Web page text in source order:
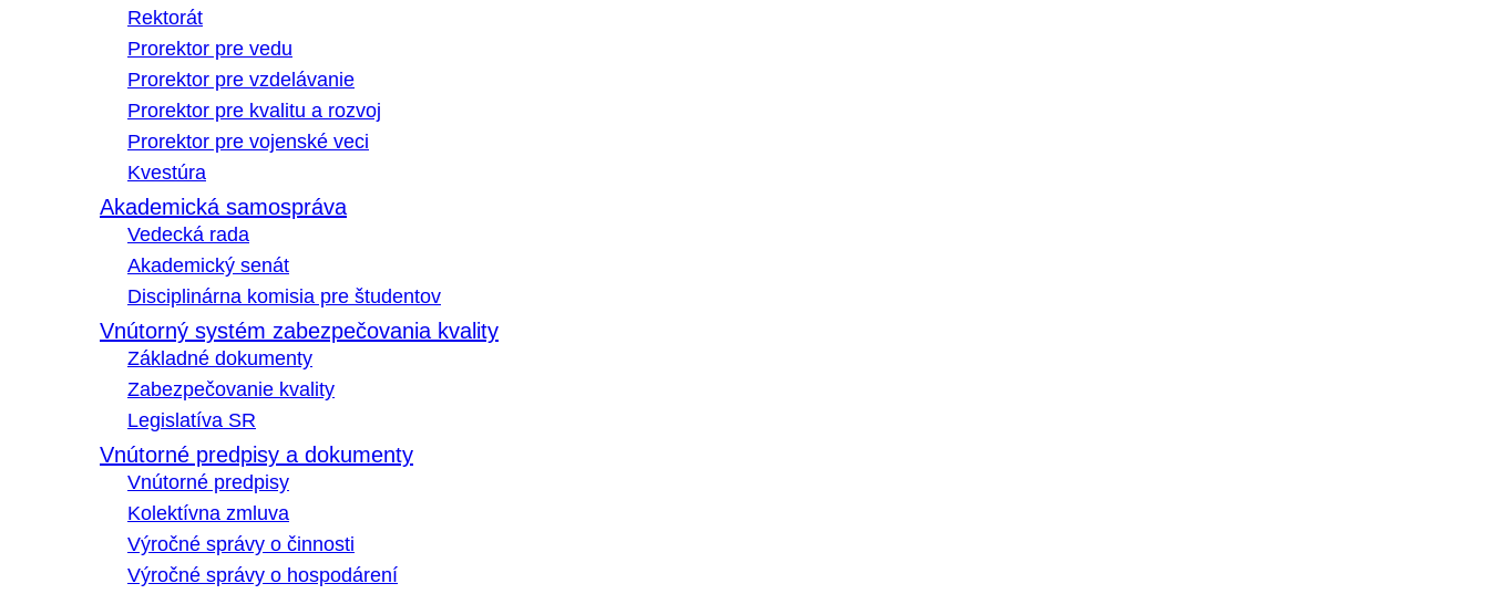
Rektorát
Prorektor pre vedu
Prorektor pre vzdelávanie
Prorektor pre kvalitu a rozvoj
Prorektor pre vojenské veci
Kvestúra
Akademická samospráva
Vedecká rada
Akademický senát
Disciplinárna komisia pre študentov
Vnútorný systém zabezpečovania kvality
Základné dokumenty
Zabezpečovanie kvality
Legislatíva SR
Vnútorné predpisy a dokumenty
Vnútorné predpisy
Kolektívna zmluva
Výročné správy o činnosti
Výročné správy o hospodárení